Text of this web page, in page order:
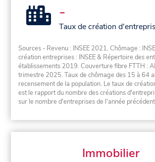
-
Taux de création
Sources - Revenu : INSEE 2021, Chômage :
création entreprises : INSEE & Répertoire des
établissements 2019. Couverture fibre FTTH :
trimestre 2025. Taux de chômage des 15 à 64
recensement de la population. Le taux de
est le rapport du nombre des créations
sur le nombre d'entreprises de l'année
Immobilier